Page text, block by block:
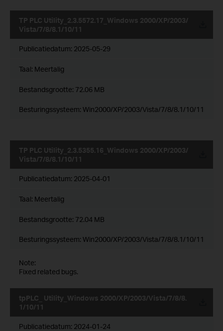
TP PLC Utility_2.3.5572.17_Windows 2000/XP/2003/
Vista/7/8/8.1/10/11
Publicatiedatum: 2025-05-29
Taal: Meertalig
Bestandsgrootte: 72.06 MB
Besturingssysteem: Win2000/XP/2003/Vista/7/8/8.1/10/11
TP PLC Utility_2.3.5355.16_Windows 2000/XP/2003/
Vista/7/8/8.1/10/11
Publicatiedatum: 2025-04-01
Taal: Meertalig
Bestandsgrootte: 72.04 MB
Besturingssysteem: Win2000/XP/2003/Vista/7/8/8.1/10/11
Note:
Fixed related bugs.
tpPLC_ Utility_Windows 2000/XP/2003/Vista/7/8/8.
1/10/11
Publicatiedatum: 2024-01-24